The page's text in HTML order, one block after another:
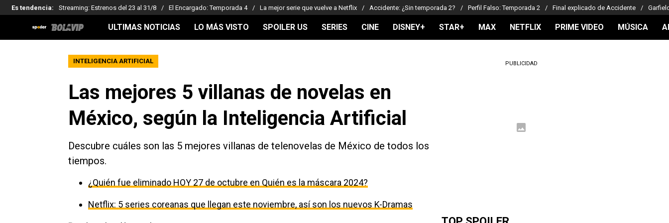
Es tendencia: Streaming: Estrenos del 23 al 31/8 El Encargado: Temporada 4 La mejor serie que vuelve a Netflix Accidente: ¿Sin temporada 2? Perfil Falso: Temporada 2 Final explicado de Accidente
ULTIMAS NOTICIAS LO MÁS VISTO SPOILER US SERIES CINE DISNEY+ STAR+ MAX NETFLIX PRIME VIDEO MÚSICA
INTELIGENCIA ARTIFICIAL
Las mejores 5 villanas de novelas en
México, según la Inteligencia Artificial
Descubre cuáles son las 5 mejores villanas de telenovelas de México de todos los
tiempos.
¿Quién fue eliminado HOY 27 de octubre en Quién es la máscara 2024?
Netflix: 5 series coreanas que llegan este noviembre, así son los nuevos K-Dramas
PUBLICIDAD